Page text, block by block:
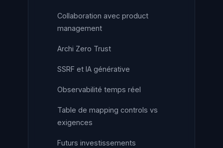
Collaboration avec product
management
Archi Zero Trust
SSRF et IA générative
Observabilité temps réel
Table de mapping controls vs
exigences
Futurs investissements